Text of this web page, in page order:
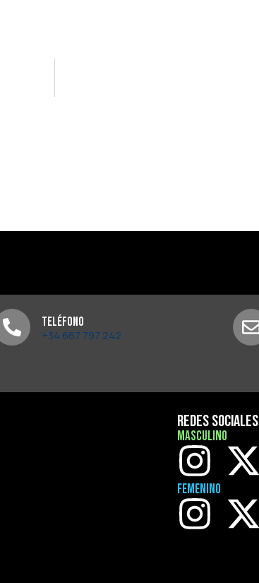
Teléfono
+34 667 797 242
Redes Sociales
Masculino
Femenino